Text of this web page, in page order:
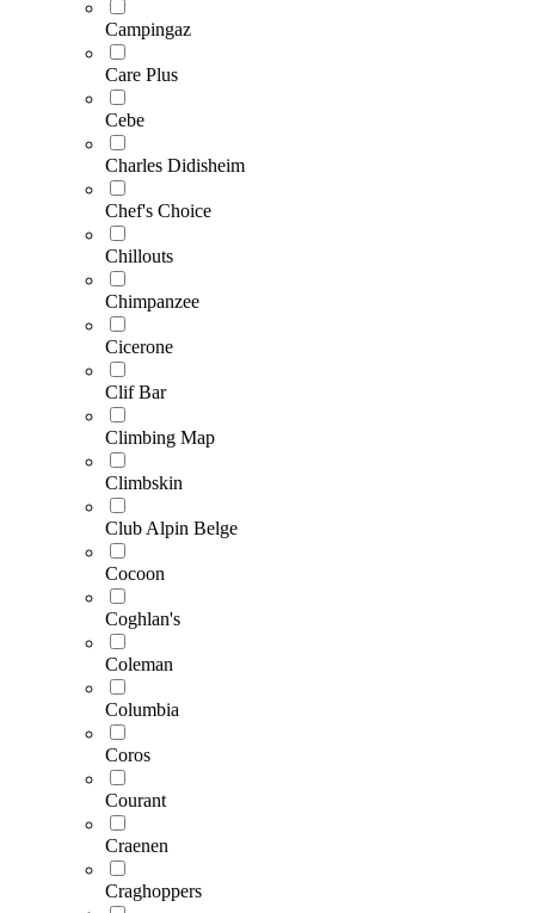
Campingaz
Care Plus
Cebe
Charles Didisheim
Chef's Choice
Chillouts
Chimpanzee
Cicerone
Clif Bar
Climbing Map
Climbskin
Club Alpin Belge
Cocoon
Coghlan's
Coleman
Columbia
Coros
Courant
Craenen
Craghoppers